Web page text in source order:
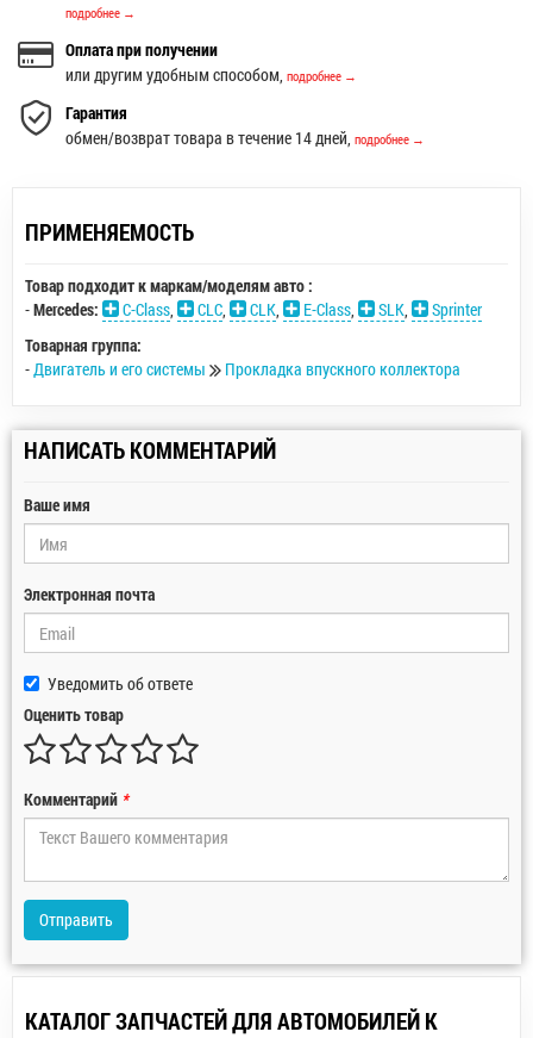
подробнее →
Оплата при получении
или другим удобным способом, подробнее →
Гарантия
обмен/возврат товара в течение 14 дней, подробнее →
ПРИМЕНЯЕМОСТЬ
Товар подходит к маркам/моделям авто :
-Mercedes: C-Class, CLC, CLK, E-Class, SLK,
Sprinter
Товарная группа:
-Двигатель и его системы Прокладка впускного коллектора
НАПИСАТЬ КОММЕНТАРИЙ
Ваше имя
Электронная почта
Уведомить об ответе
Оценить товар
Комментарий *
Отправить
КАТАЛОГ ЗАПЧАСТЕЙ ДЛЯ АВТОМОБИЛЕЙ К